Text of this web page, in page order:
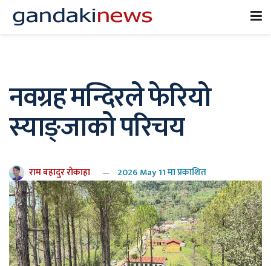
नवग्रह मन्दिरले फेरियो
स्याङ्जाको परिचय
राम बहादुर रोकाहा 2026 May 11 मा प्रकाशित